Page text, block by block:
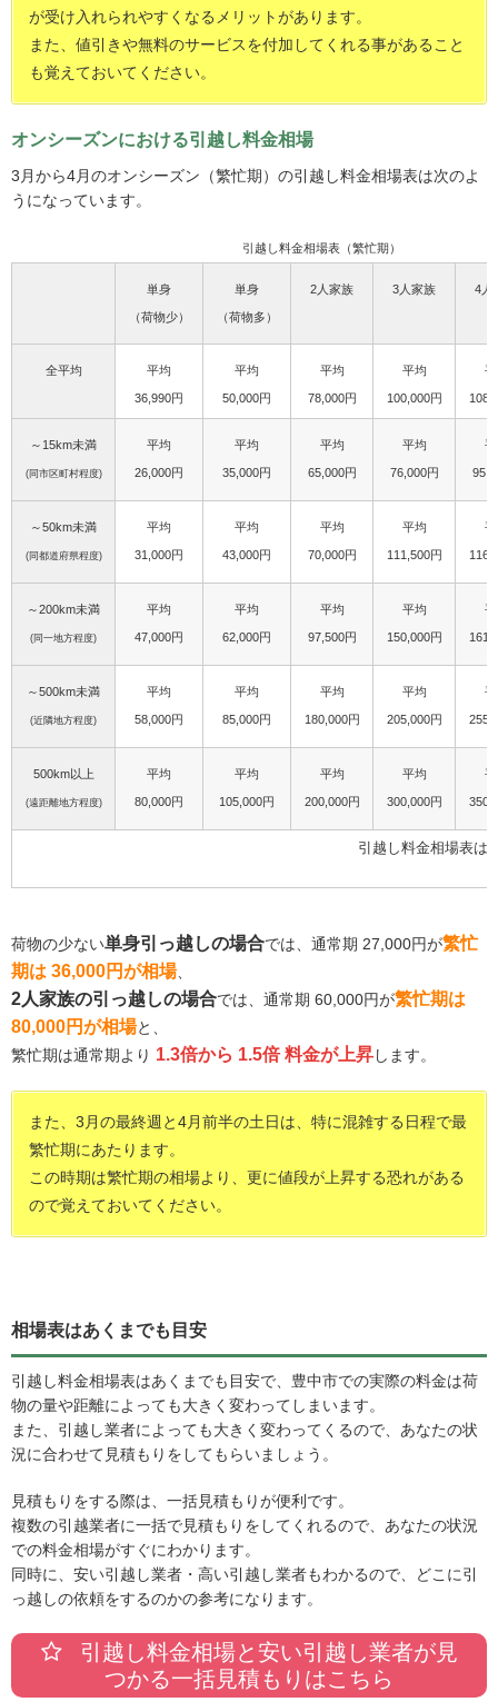
が受け入れられやすくなるメリットがあります。
また、値引きや無料のサービスを付加してくれる事があること
も覚えておいてください。
オンシーズンにおける引越し料金相場
3月から4月のオンシーズン（繁忙期）の引越し料金相場表は次のよ
うになっています。
引越し料金相場表（繁忙期）
単身
（荷物少）
単身
（荷物多）
2人家族 3人家族 4人
全平均 平均
36,990円
平均
50,000円
平均
78,000円
平均
100,000円
～15km未満
(同市区町村程度)
平均
26,000円
平均
35,000円
平均
65,000円
平均
76,000円
～50km未満
(同都道府県程度)
平均
31,000円
平均
43,000円
平均
70,000円
平均
111,500円
～200km未満
(同一地方程度)
平均
47,000円
平均
62,000円
平均
97,500円
平均
150,000円
～500km未満
(近隣地方程度)
平均
58,000円
平均
85,000円
平均
180,000円
平均
205,000円
500km以上
(遠距離地方程度)
平均
80,000円
平均
105,000円
平均
200,000円
平均
300,000円
引越し料金相場表は
荷物の少ない単身引っ越しの場合では、通常期 27,000円が繁忙
期は 36,000円が相場、
2人家族の引っ越しの場合では、通常期 60,000円が繁忙期は
80,000円が相場と、
繁忙期は通常期より 1.3倍から 1.5倍 料金が上昇します。
また、3月の最終週と4月前半の土日は、特に混雑する日程で最
繁忙期にあたります。
この時期は繁忙期の相場より、更に値段が上昇する恐れがある
ので覚えておいてください。
相場表はあくまでも目安
引越し料金相場表はあくまでも目安で、豊中市での実際の料金は荷
物の量や距離によっても大きく変わってしまいます。
また、引越し業者によっても大きく変わってくるので、あなたの状
況に合わせて見積もりをしてもらいましょう。
見積もりをする際は、一括見積もりが便利です。
複数の引越業者に一括で見積もりをしてくれるので、あなたの状況
での料金相場がすぐにわかります。
同時に、安い引越し業者・高い引越し業者もわかるので、どこに引
っ越しの依頼をするのかの参考になります。
引越し料金相場と安い引越し業者が見
つかる一括見積もりはこちら